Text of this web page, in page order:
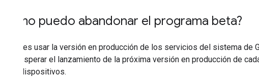
¿Cómo puedo abandonar el programa beta?
Si quieres usar la versión en producción de los servicios del sistema de
luego, esperar el lanzamiento de la próxima versión en producción de
en tus dispositivos.